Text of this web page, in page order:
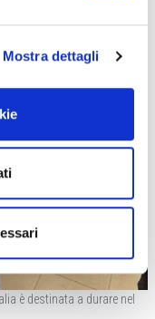
Mostra dettagli
è destinata a durare nel